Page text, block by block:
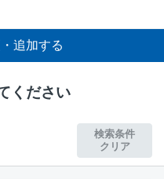
追加する
ください
検索条件
クリア